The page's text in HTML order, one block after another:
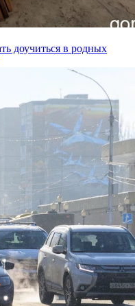
доучиться в родных